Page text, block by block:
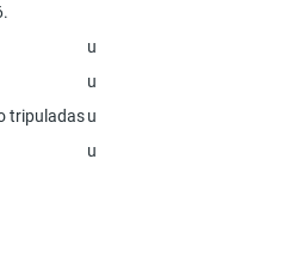
u
u
tripuladasu
u